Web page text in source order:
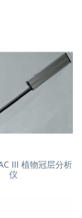
Ⅲ 植物冠层分析
仪